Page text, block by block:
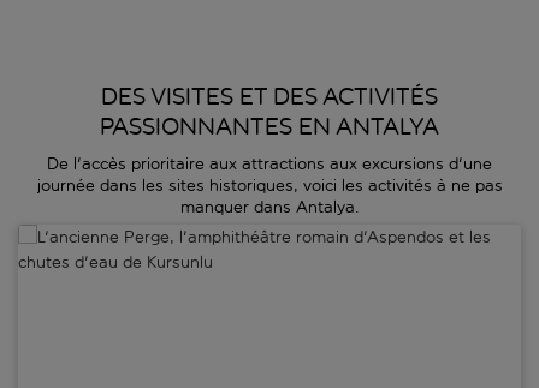
DES VISITES ET DES ACTIVITÉS
PASSIONNANTES EN ANTALYA
De l'accès prioritaire aux attractions aux excursions d'une
journée dans les sites historiques, voici les activités à ne pas
manquer dans Antalya.
L'ancienne Perge, l'amphithéâtre romain d'Aspendos et les chutes